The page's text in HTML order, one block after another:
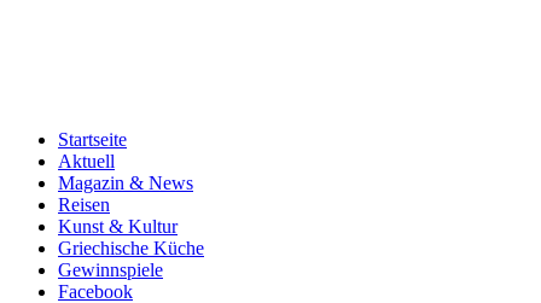
Startseite
Aktuell
Magazin & News
Reisen
Kunst & Kultur
Griechische Küche
Gewinnspiele
Facebook